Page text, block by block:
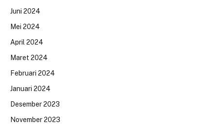
Juni 2024
Mei 2024
April 2024
Maret 2024
Februari 2024
Januari 2024
Desember 2023
November 2023